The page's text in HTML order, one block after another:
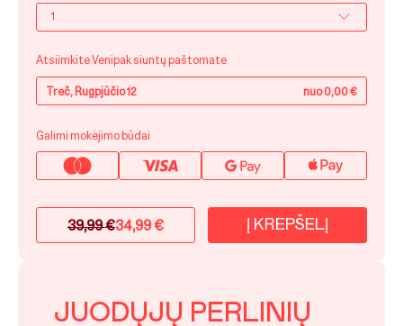
Atsiimkite Venipak siuntų paštomate
Treč, Rugpjūčio 12 nuo 0,00 €
Galimi mokėjimo būdai
39,99€
Original
39,99 €.
34,99€
Current
34,99 €.
Į KREPŠELĮ
JUODŲJŲ PERLINIŲ